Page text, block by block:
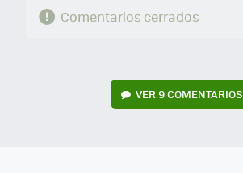
Comentarios cerrados
VER9 COMENTARIOS